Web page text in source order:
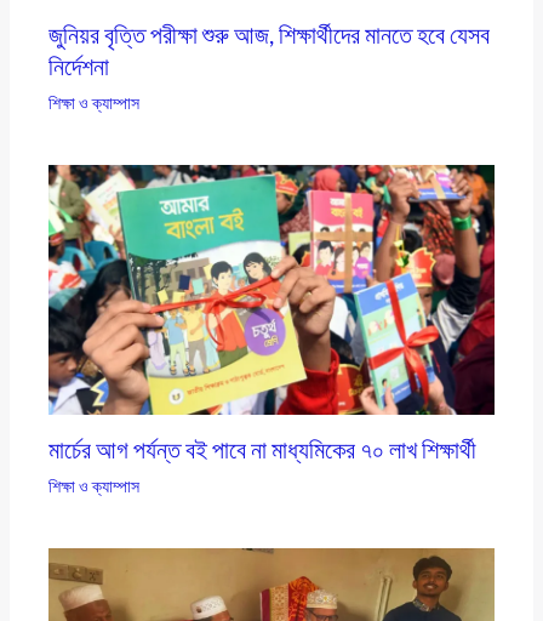
জুনিয়র বৃত্তি পরীক্ষা শুরু আজ, শিক্ষার্থীদের মানতে হবে যেসব
নির্দেশনা
শিক্ষা ও ক্যাম্পাস
মার্চের আগ পর্যন্ত বই পাবে না মাধ্যমিকের ৭০ লাখ শিক্ষার্থী
শিক্ষা ও ক্যাম্পাস